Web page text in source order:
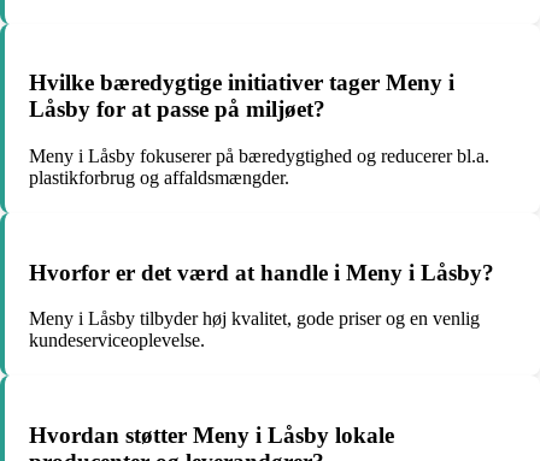
Hvilke bæredygtige initiativer tager Meny i
Låsby for at passe på miljøet?
Meny i Låsby fokuserer på bæredygtighed og reducerer bl.a.
plastikforbrug og affaldsmængder.
Hvorfor er det værd at handle i Meny i Låsby?
Meny i Låsby tilbyder høj kvalitet, gode priser og en venlig
kundeserviceoplevelse.
Hvordan støtter Meny i Låsby lokale